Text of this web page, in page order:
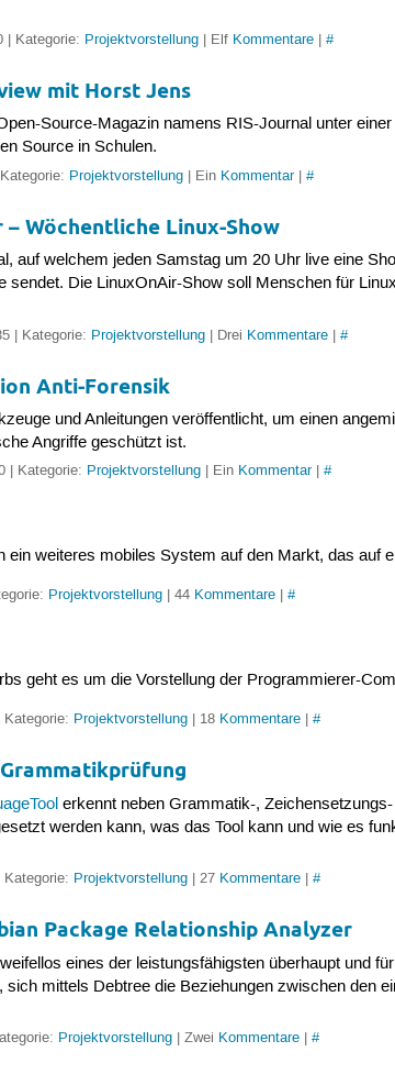
| Kategorie: Projektvorstellung | Elf Kommentare |#
mit Horst Jens
Source-Magazin namens RIS-Journal unter
Source in Schulen.
Projektvorstellung | Ein Kommentar|#
Wöchentliche Linux-Show
auf welchem jeden Samstag um 20 Uhr live eine
Die LinuxOnAir-Show soll Menschen für
| Kategorie: Projektvorstellung | Drei Kommentare |#
Anti-Forensik
und Anleitungen veröffentlicht, um einen
Angriffe geschützt ist.
| Kategorie: Projektvorstellung | Ein Kommentar|#
ein weiteres mobiles System auf den Markt, das auf
Projektvorstellung | 44 Kommentare |#
geht es um die Vorstellung der Programmierer-
Projektvorstellung | 18 Kommentare |#
erkennt neben Grammatik-,
werden kann, was das Tool kann und wie es
Projektvorstellung | 27 Kommentare |#
Package Relationship Analyzer
eines der leistungsfähigsten überhaupt und
mittels Debtree die Beziehungen zwischen den
Projektvorstellung | Zwei Kommentare |#